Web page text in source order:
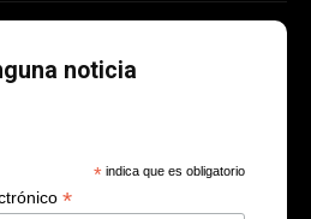
noticia
* indica que es obligatorio
*